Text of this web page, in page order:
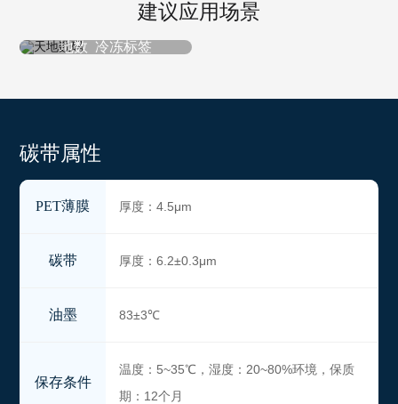
建议应用场景
冷冻标签
碳带属性
PET薄膜 厚度：4.5μm
碳带 厚度：6.2±0.3μm
油墨 83±3℃
保存条件
温度：5~35℃，湿度：20~80%环境，保质
期：12个月